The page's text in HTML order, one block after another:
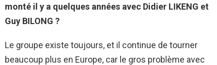
monté il y a quelques années avec Didier LIKENG et
Guy BILONG ?
Le groupe existe toujours, et il continue de tourner
beaucoup plus en Europe, car le gros problème avec